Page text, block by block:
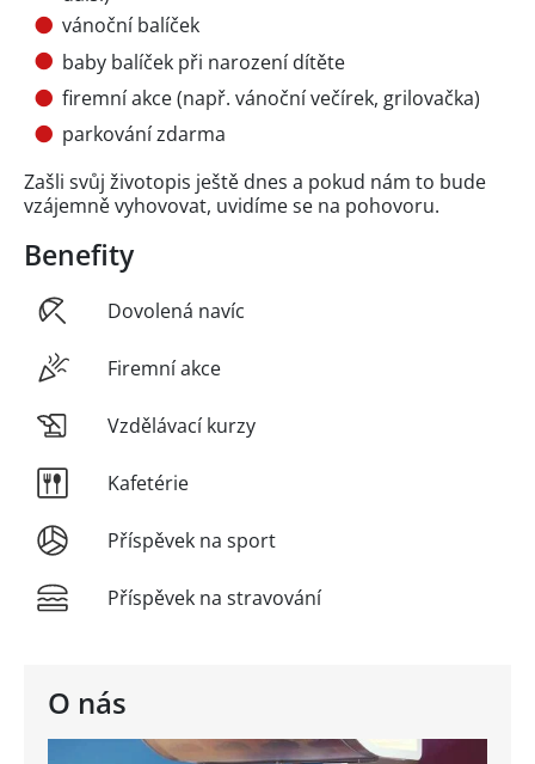
O nás
vánoční balíček
baby balíček při narození dítěte
firemní akce (např. vánoční večírek, grilovačka)
parkování zdarma
Zašli svůj životopis ještě dnes a pokud nám to bude
vzájemně vyhovovat, uvidíme se na pohovoru.
Benefity
Dovolená navíc
Firemní akce
Vzdělávací kurzy
Kafetérie
Příspěvek na sport
Příspěvek na stravování